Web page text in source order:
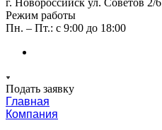
г. Новороссийск ул. Советов 2/6
Режим работы
Пн. – Пт.: с 9:00 до 18:00
Подать заявку
Главная
Компания